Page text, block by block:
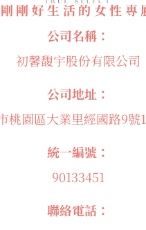
剛好生活的女性專
公司名稱：
初馨馥宇股份有限公司
公司地址：
桃園區大業里經國路9號
統一編號：
90133451
聯絡電話：